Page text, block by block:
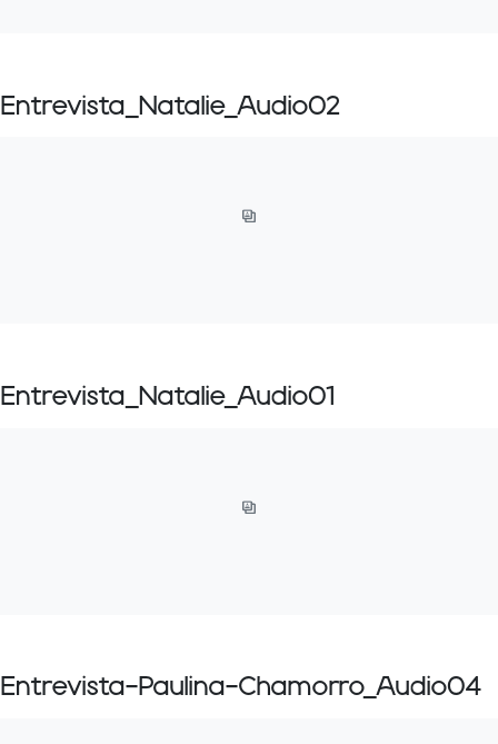
Entrevista_Natalie_Audio02
Entrevista_Natalie_Audio01
Entrevista-Paulina-Chamorro_Audio04